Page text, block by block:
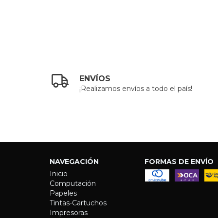
ENVÍOS
¡Realizamos envíos a todo el país!
NAVEGACIÓN
Inicio
Computación
Papeles
Tintas-Cartuchos
Impresoras
FORMAS DE ENVÍO